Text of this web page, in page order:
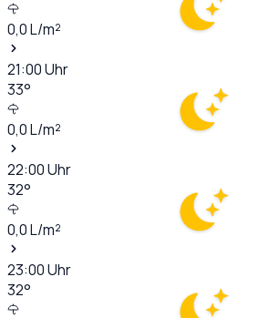
0,0L/m²
21:00Uhr
33°
0,0L/m²
22:00Uhr
32°
0,0L/m²
23:00Uhr
32°